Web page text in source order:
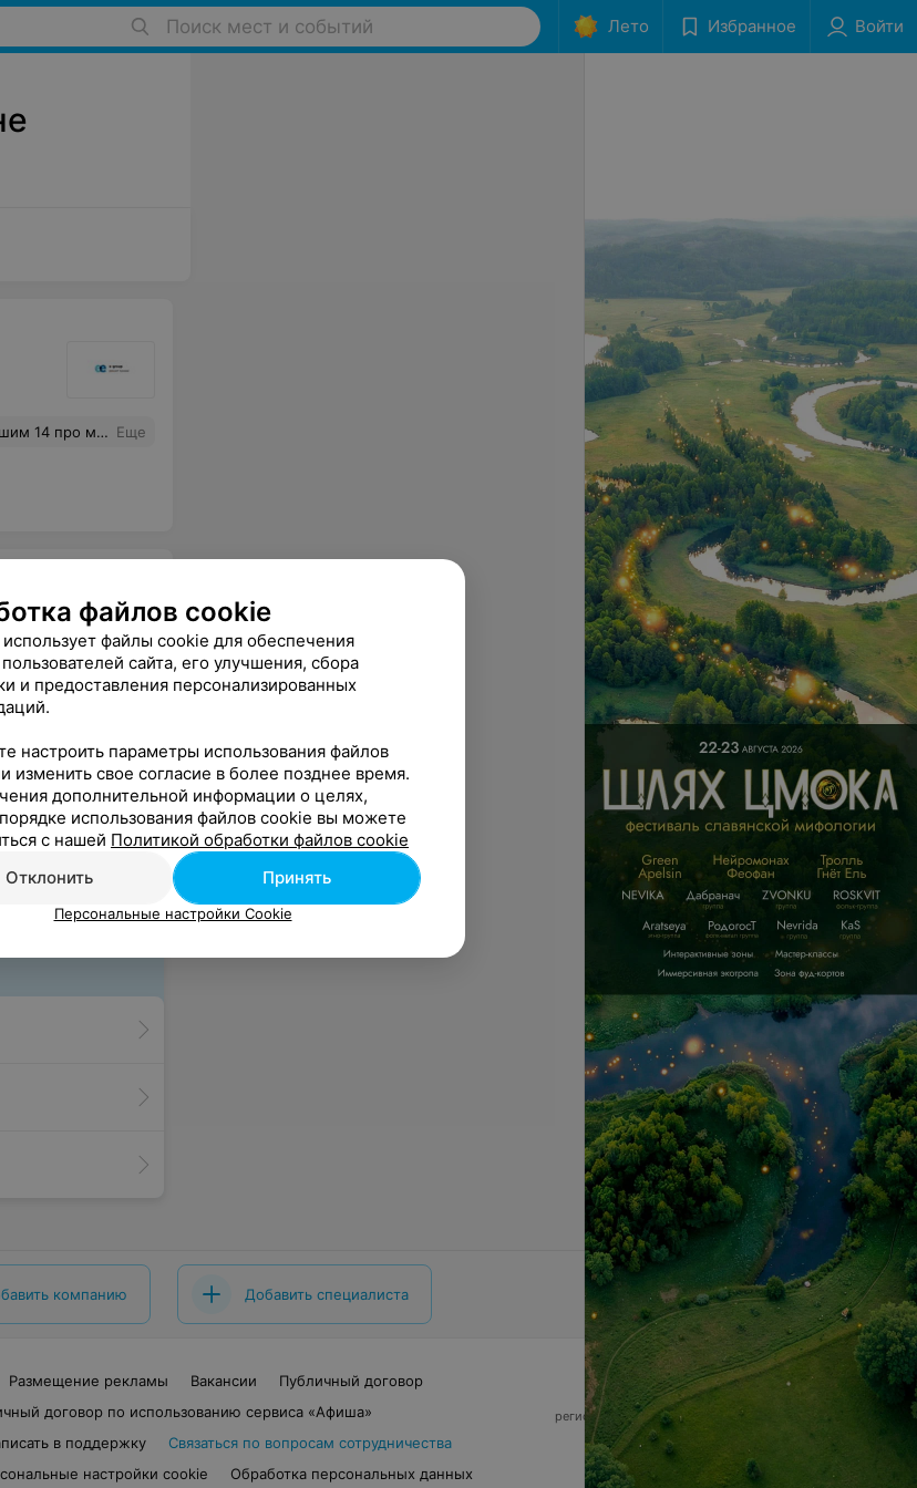
Поиск мест и событий Лето Избранное Войти
оплата по факту. Еще
успехов, хороших клиентов и главное здоровья! Еще
компанию Добавить специалиста
Размещение рекламы Вакансии
Публичный договор
договор по использованию сервиса «Афиша»
в поддержку
Связаться по вопросам сотрудничества
настройки cookie Обработка персональных данных
© 2026 ООО «Артокс Лаб», УНП 191700409,
регистрирующий орган - Минский горисполком
220012, Республика Беларусь, г. Минск,
улица Толбухина, 2, пом. 16 | info@relax.by
файлов cookie
файлы cookie для обеспечения
сайта, его улучшения, сбора
и предоставления персонализированных
настроить параметры использования файлов
изменить свое согласие в более позднее время.
дополнительной информации о целях,
использования файлов cookie вы можете
с нашей Политикой обработки файлов cookie
Отклонить
Принять
Персональные настройки Cookie